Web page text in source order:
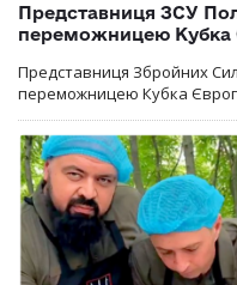
Представниця ЗСУ
переможницею Кубка
Представниця Збройних
переможницею Кубка